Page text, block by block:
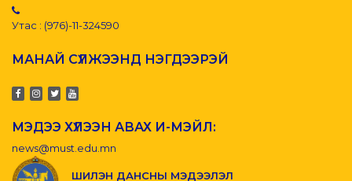
Утас : (976)-11-324590
МАНАЙ СҮЛЖЭЭНД НЭГДЭЭРЭЙ
МЭДЭЭ ХҮЛЭЭН АВАХ И-МЭЙЛ:
news@must.edu.mn
ШИЛЭН ДАНСНЫ МЭДЭЭЛЭЛ